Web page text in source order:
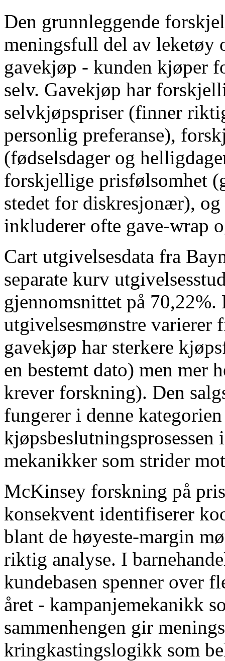
Den grunnleggende
meningsfull del av leketøy
gavekjøp - kunden kjøper
selv. Gavekjøp har
selvkjøpspriser (finner
personlig preferanse),
(fødselsdager og
forskjellige prisfølsomhet
stedet for diskresjonær),
inkluderer ofte gave-wrap
Cart utgivelsesdata fra
separate kurv
gjennomsnittet på
utgivelsesmønstre
gavekjøp har sterkere
en bestemt dato) men mer
krever forskning). Den
fungerer i denne
kjøpsbeslutningsprosessen
mekanikker som strider
McKinsey forskning på
konsekvent identifiserer
blant de høyeste-margin
riktig analyse. I
kundebasen spenner over
året - kampanjemekanikk
sammenhengen gir
kringkastingslogikk som